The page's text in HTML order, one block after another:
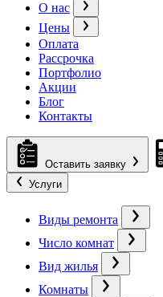
О нас
Цены
Оплата
Рассрочка
Портфолио
Акции
Блог
Контакты
Оставить заявку
Услуги
Виды ремонта
Число комнат
Вид жилья
Комнаты